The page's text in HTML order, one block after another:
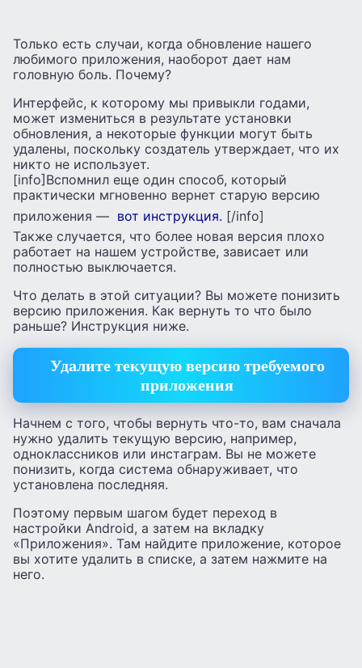
Только есть случаи, когда обновление нашего
любимого приложения, наоборот дает нам
головную боль. Почему?
Интерфейс, к которому мы привыкли годами,
может измениться в результате установки
обновления, а некоторые функции могут быть
удалены, поскольку создатель утверждает, что их
никто не использует.
[info]Вспомнил еще один способ, который
практически мгновенно вернет старую версию
приложения — вот инструкция. [/info]
Также случается, что более новая версия плохо
работает на нашем устройстве, зависает или
полностью выключается.
Что делать в этой ситуации? Вы можете понизить
версию приложения. Как вернуть то что было
раньше? Инструкция ниже.
Удалите текущую версию требуемого
приложения
Начнем с того, чтобы вернуть что-то, вам сначала
нужно удалить текущую версию, например,
одноклассников или инстаграм. Вы не можете
понизить, когда система обнаруживает, что
установлена последняя.
Поэтому первым шагом будет переход в
настройки Android, а затем на вкладку
«Приложения». Там найдите приложение, которое
вы хотите удалить в списке, а затем нажмите на
него.